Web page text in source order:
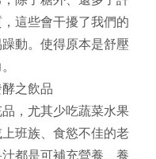
這些會干擾了我們的
動。使得原本是舒壓
之飲品
，尤其少吃蔬菜水果
班族、食慾不佳的老
都是可補充營養、養